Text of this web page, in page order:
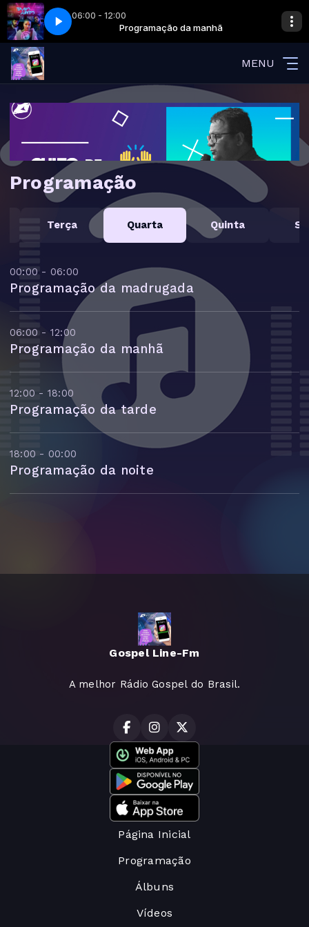
06:00 - 12:00
manhã Programação da manhã
Tamo Junto Preto No Branco-Tamo Junto
MENU
Programação
Terça Quarta Quinta
00:00 - 06:00
Programação da madrugada
06:00 - 12:00
Programação da manhã
12:00 - 18:00
Programação da tarde
18:00 - 00:00
Programação da noite
Gospel Line-Fm
A melhor Rádio Gospel do Brasil.
Página Inicial
Programação
Álbuns
Vídeos